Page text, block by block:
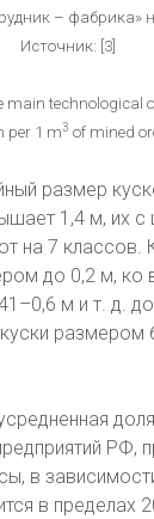
– фабрика»
Источник: [3]
main technological
per 1 m3 of mined
размер
1,4 м, их
на 7 классов.
до 0,2 м, ко
м и т. д.
размером
РФ,
в
в пределах